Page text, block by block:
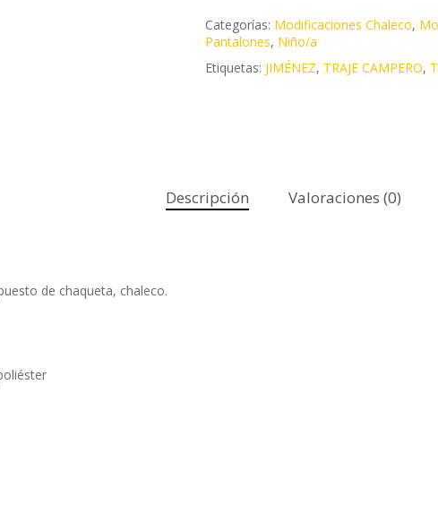
Categorías: Modificaciones Chaleco,
Pantalones, Niño/a
Etiquetas: JIMÉNEZ, TRAJE CAMPERO,
Descripción Valoraciones (0)
de chaqueta, chaleco.